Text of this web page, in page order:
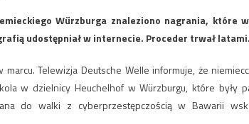
Würzburga znaleziono nagrania, które
udostępniał w internecie. Proceder trwał latami.
marcu. Telewizja Deutsche Welle informuje, że
w dzielnicy Heuchelhof w Würzburgu, które były
do walki z cyberprzestępczością w Bawarii